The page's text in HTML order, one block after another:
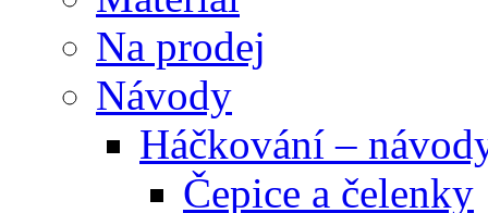
Na prodej
Návody
Háčkování –
Čepice a čelenky